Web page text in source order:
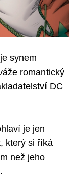
synem
romantický
DC
je jen
který si říká
než jeho